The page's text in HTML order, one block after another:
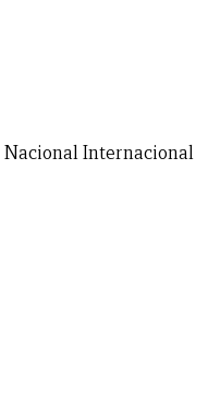
NacionalInternacional